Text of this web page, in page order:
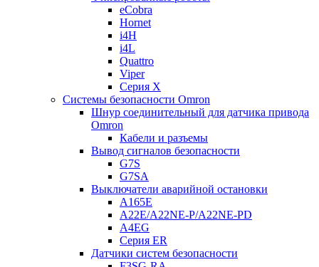
eCobra
Hornet
i4H
i4L
Quattro
Viper
Серия X
Системы безопасности Omron
Шнур соединительный для датчика привода
Omron
Кабели и разъемы
Вывод сигналов безопасности
G7S
G7SA
Выключатели аварийной остановки
A165E
A22E/A22NE-P/A22NE-PD
A4EG
Серия ER
Датчики систем безопасности